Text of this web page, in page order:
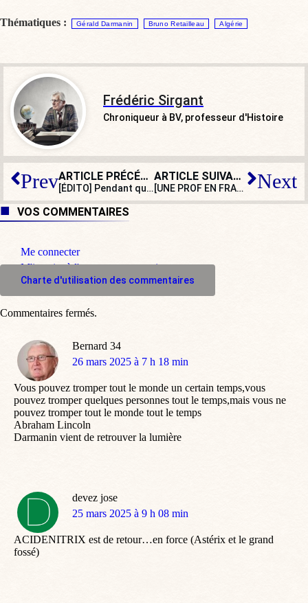
Thématiques : Gérald Darmanin Bruno Retailleau Algérie
Frédéric Sirgant
Chroniqueur à BV, professeur d'Histoire
Prev ARTICLE PRÉCÉDENT
[ÉDITO] Pendant qu’on roue de coups un rabbin, on hurle contre Israël
ARTICLE SUIVANT
[UNE PROF EN FRANCE] Le royaume de la triche Next
VOS COMMENTAIRES
Me connecter
M'inscrire à l'espace commentaire
Charte d'utilisation des commentaires
Bernard 34
dit
26 mars 2025 à 7 h 18 min
Vous pouvez tromper tout le monde un certain temps,vous
pouvez tromper quelques personnes tout le temps,mais vous ne
pouvez tromper tout le monde tout le temps
Abraham Lincoln
Darmanin vient de retrouver la lumière
devez jose
dit
25 mars 2025 à 9 h 08 min
ACIDENITRIX est de retour…en force (Astérix et le grand
fossé)
Commentaires fermés.